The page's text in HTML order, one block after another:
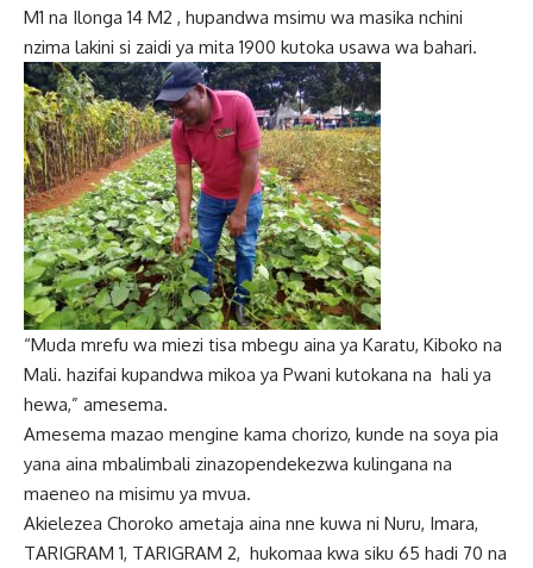
M1 na Ilonga 14 M2 , hupandwa msimu wa masika nchini
nzima lakini si zaidi ya mita 1900 kutoka usawa wa bahari.
“Muda mrefu wa miezi tisa mbegu aina ya Karatu, Kiboko na
Mali. hazifai kupandwa mikoa ya Pwani kutokana na hali ya
hewa,” amesema.
Amesema mazao mengine kama chorizo, kunde na soya pia
yana aina mbalimbali zinazopendekezwa kulingana na
maeneo na misimu ya mvua.
Akielezea Choroko ametaja aina nne kuwa ni Nuru, Imara,
TARIGRAM 1, TARIGRAM 2, hukomaa kwa siku 65 hadi 70 na